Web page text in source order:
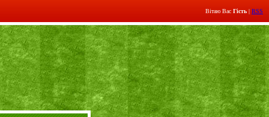
Вітаю Вас Гість | RSS